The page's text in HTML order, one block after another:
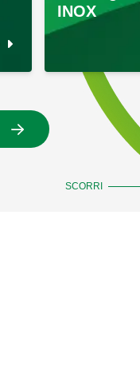
INOX
SCORRI